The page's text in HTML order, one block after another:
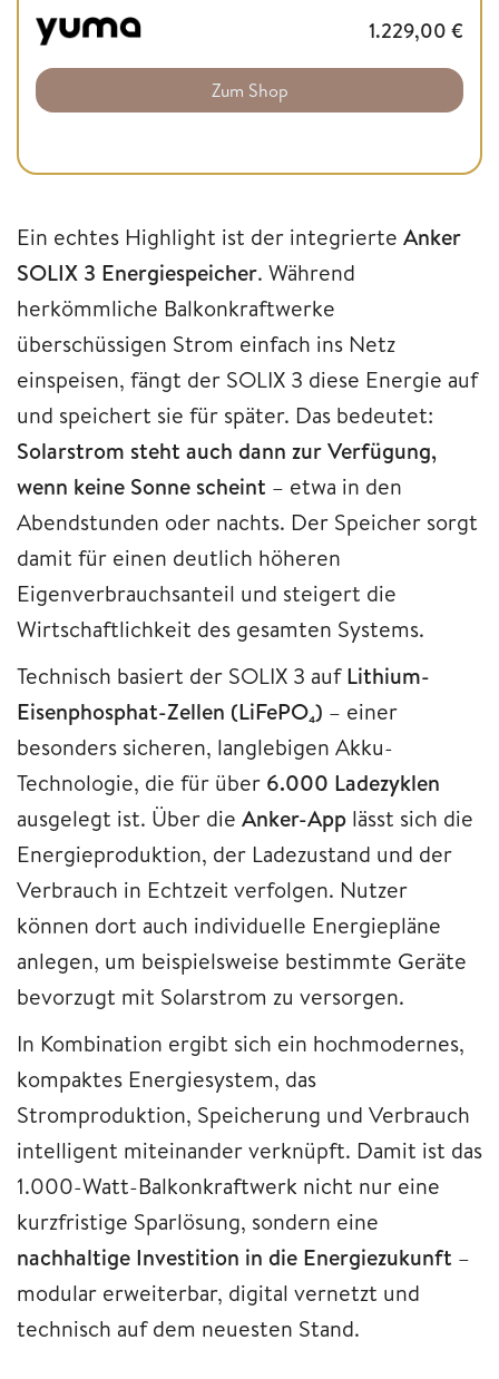
1.229,00 €
Zum Shop
Ein echtes Highlight ist der integrierte Anker
SOLIX 3 Energiespeicher. Während
herkömmliche Balkonkraftwerke
überschüssigen Strom einfach ins Netz
einspeisen, fängt der SOLIX 3 diese Energie auf
und speichert sie für später. Das bedeutet:
Solarstrom steht auch dann zur Verfügung,
wenn keine Sonne scheint – etwa in den
Abendstunden oder nachts. Der Speicher sorgt
damit für einen deutlich höheren
Eigenverbrauchsanteil und steigert die
Wirtschaftlichkeit des gesamten Systems.
Technisch basiert der SOLIX 3 aufLithium-
Eisenphosphat-Zellen (LiFePO₄) – einer
besonders sicheren, langlebigen Akku-
Technologie, die für über 6.000 Ladezyklen
ausgelegt ist. Über die Anker-App lässt sich die
Energieproduktion, der Ladezustand und der
Verbrauch in Echtzeit verfolgen. Nutzer
können dort auch individuelle Energiepläne
anlegen, um beispielsweise bestimmte Geräte
bevorzugt mit Solarstrom zu versorgen.
In Kombination ergibt sich ein hochmodernes,
kompaktes Energiesystem, das
Stromproduktion, Speicherung und Verbrauch
intelligent miteinander verknüpft. Damit ist das
1.000-Watt-Balkonkraftwerk nicht nur eine
kurzfristige Sparlösung, sondern eine
nachhaltige Investition in die Energiezukunft –
modular erweiterbar, digital vernetzt und
technisch auf dem neuesten Stand.